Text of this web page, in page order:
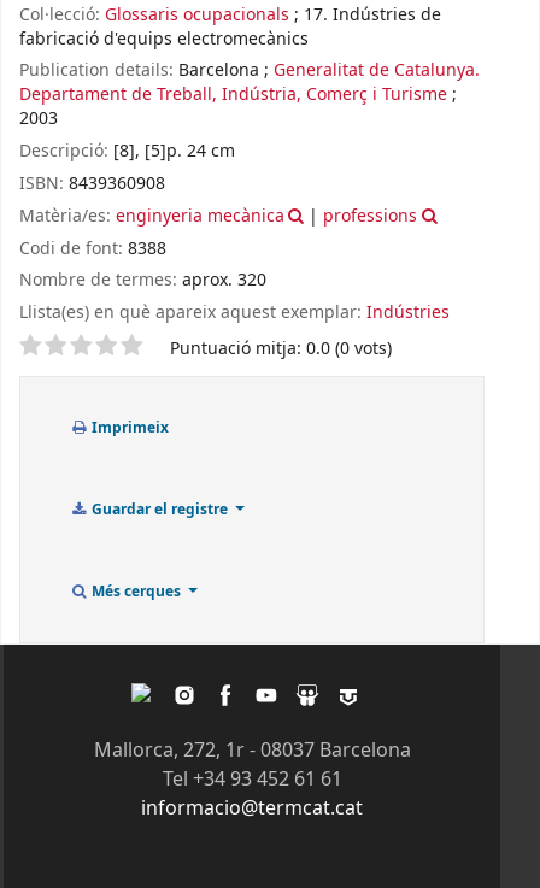
Col·lecció: Glossaris ocupacionals ; 17. Indústries de
fabricació d'equips electromecànics
Publication details: Barcelona ; Generalitat de Catalunya.
Departament de Treball, Indústria, Comerç i Turisme;
2003
Descripció: [8], [5]p. 24 cm
ISBN: 8439360908
Matèria/es: enginyeria mecànica | professions
Codi de font: 8388
Nombre de termes: aprox. 320
Llista(es) en què apareix aquest exemplar: Indústries
Valoració Puntuació mitja: 0.0 (0 vots)
Imprimeix
Guardar el registre
Més cerques
Mallorca, 272, 1r - 08037 Barcelona
Tel +34 93 452 61 61
informacio@termcat.cat